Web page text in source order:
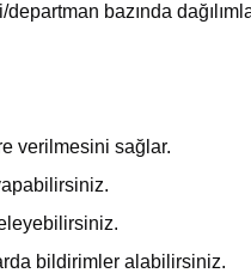
bazında
verilmesini sağlar.
bildirimler alabilirsiniz.